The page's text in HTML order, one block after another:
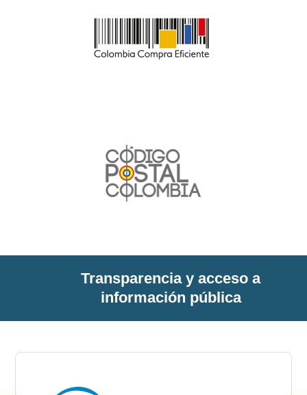
Transparencia y acceso a
información pública